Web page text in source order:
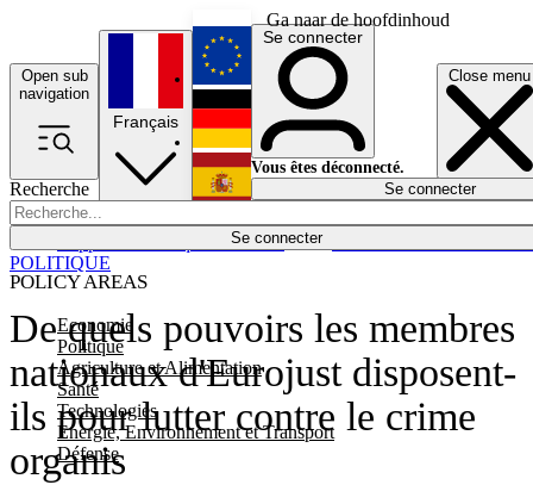
Ga naar de hoofdinhoud
Open sub
navigation
Close menu
Recherche
Se connecter
POLICY AREAS
Economie
Politique
Agriculture et Alimentation
Santé
Technologies
Energie, Environnement et Transport
Défense
Économie
Français
English
Deutsch
Español
Se connecter
Vous êtes déconnecté.
Se connecter
De quels pouvoirs les membres
nationaux d'Eurojust disposent-
ils pour lutter contre le crime
organis
POLITIQUE